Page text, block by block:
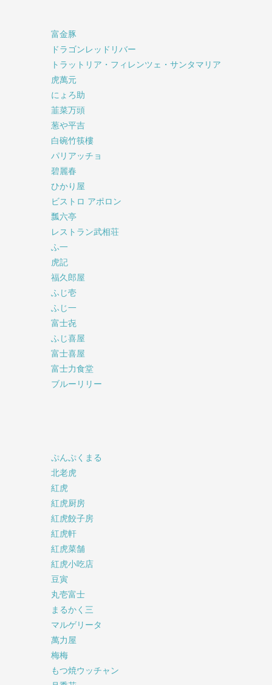
富金豚
ドラゴンレッドリバー
トラットリア・フィレンツェ・サンタマリア
虎萬元
にょろ助
韮菜万頭
葱や平吉
白碗竹筷樓
パリアッチョ
碧麗春
ひかり屋
ビストロ アポロン
瓢六亭
レストラン武相荘
ふ一
虎記
福久郎屋
ふじ壱
ふじ一
富士㐂
ふじ喜屋
富士喜屋
富士力食堂
ブルーリリー
ぷんぷくまる
北老虎
紅虎
紅虎厨房
紅虎餃子房
紅虎軒
紅虎菜舗
紅虎小吃店
豆寅
丸壱富士
まるかく三
マルゲリータ
萬力屋
梅梅
もつ焼ウッチャン